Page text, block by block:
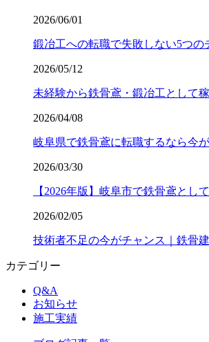
2026/06/01
鍛冶工への転職で失敗しない5つ
2026/05/12
未経験から鉄骨鳶・鍛冶工として
2026/04/08
岐阜県で鉄骨鳶に転職するなら今
2026/03/30
【2026年版】岐阜市で鉄骨鳶と
2026/02/05
技術者不足の今がチャンス｜鉄骨
カテゴリー
Q&A
お知らせ
施工実績